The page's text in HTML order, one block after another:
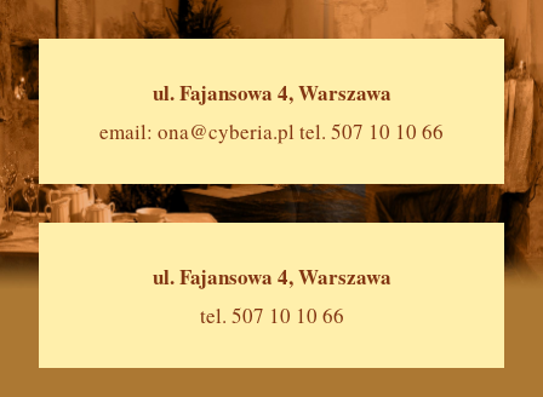
ul. Fajansowa 4, Warszawa
email: ona@cyberia.pl tel. 507 10 10 66
ul. Fajansowa 4, Warszawa
tel. 507 10 10 66